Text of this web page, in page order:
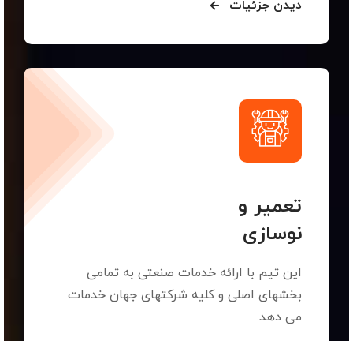
دیدن جزئیات
تعمیر و
نوسازی
این تیم با ارائه خدمات صنعتی به تمامی
بخشهای اصلی و کلیه شرکتهای جهان خدمات
می دهد.